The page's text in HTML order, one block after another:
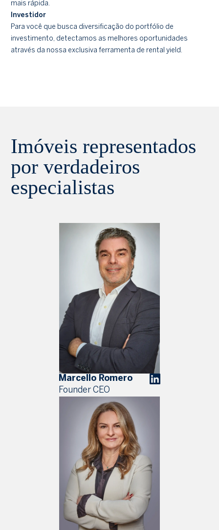
mais rápida.
Investidor
Para você que busca diversificação do portfólio de
investimento, detectamos as melhores oportunidades
através da nossa exclusiva ferramenta de rental yield.
Imóveis representados
por verdadeiros
especialistas
Marcello Romero
Founder CEO